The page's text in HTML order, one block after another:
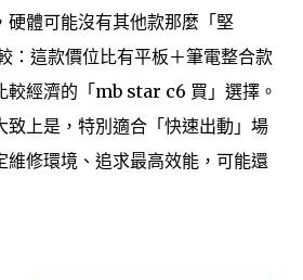
硬體可能沒有其他款那麼「堅
：這款價位比有平板＋筆電整合款
較經濟的「mb star c6 買」選擇。
致上是，特別適合「快速出動」場
維修環境、追求最高效能，可能還